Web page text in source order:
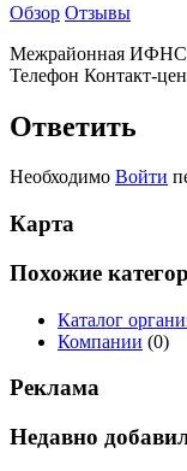
Обзор Отзывы
Межрайонная ИФНС
Телефон Контакт-
Ответить
Необходимо Войти
Карта
Похожие
Каталог
Компании (0)
Реклама
Недавно